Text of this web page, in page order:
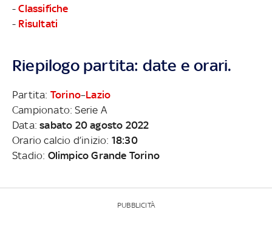
-Classifiche
- Risultati
Riepilogo partita: date e orari.
Partita: Torino–Lazio
Campionato: Serie A
Data:sabato 20 agosto 2022
Orario calcio d’inizio: 18:30
Stadio: Olimpico Grande Torino
PUBBLICITÀ